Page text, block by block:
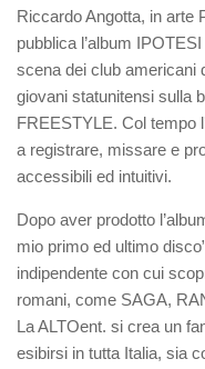
Riccardo Angotta, in arte
pubblica l’album
scena dei club americani
giovani statunitensi sulla
FREESTYLE. Col tempo
a registrare, missare e
accessibili ed intuitivi.
Dopo aver prodotto
mio primo ed ultimo
indipendente con cui
romani, come SAGA,
La ALTOent. si crea un
esibirsi in tutta Italia, sia